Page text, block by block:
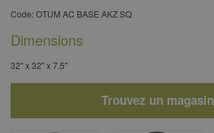
Code: OTUM AC BASE AKZ SQ
Dimensions
32" x 32" x 7.5"
Trouvez un magasin